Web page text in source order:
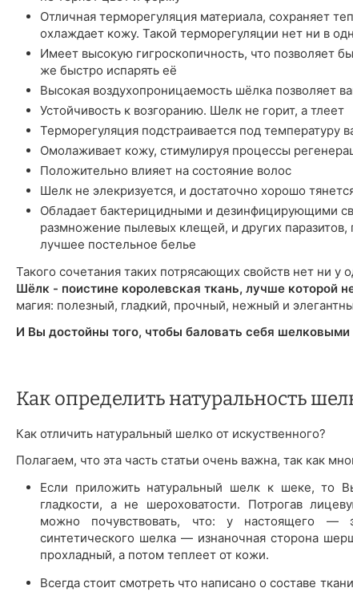
Отличная терморегуляция материала, сохраняет
охлаждает кожу. Такой терморегуляции нет ни в
Имеет высокую гигроскопичность, что позволяет
же быстро испарять её
Высокая воздухопроницаемость шёлка позволяет
Устойчивость к возгоранию. Шелк не горит, а тлеет
Терморегуляция подстраивается под температуру
Омолаживает кожу, стимулируя процессы
Положительно влияет на состояние волос
Шелк не элекризуется, и достаточно хорошо
Обладает бактерицидными и дезинфицирующими
размножение пылевых клещей, и других паразитов,
лучшее постельное белье
Такого сочетания таких потрясающих свойств нет ни у
Шёлк - поистине королевская ткань, лучше которой
магия: полезный, гладкий, прочный, нежный и
И Вы достойны того, чтобы баловать себя
Как определить натуральность
Как отличить натуральный шелко от искуственного?
Полагаем, что эта часть статьи очень важна, так как
Если приложить натуральный шелк к шеке, то
гладкости, а не шероховатости. Потрогав
можно почувствовать, что: у настоящего
синтетического шелка — изнаночная сторона
прохладный, а потом теплеет от кожи.
Всегда стоит смотреть что написано о составе